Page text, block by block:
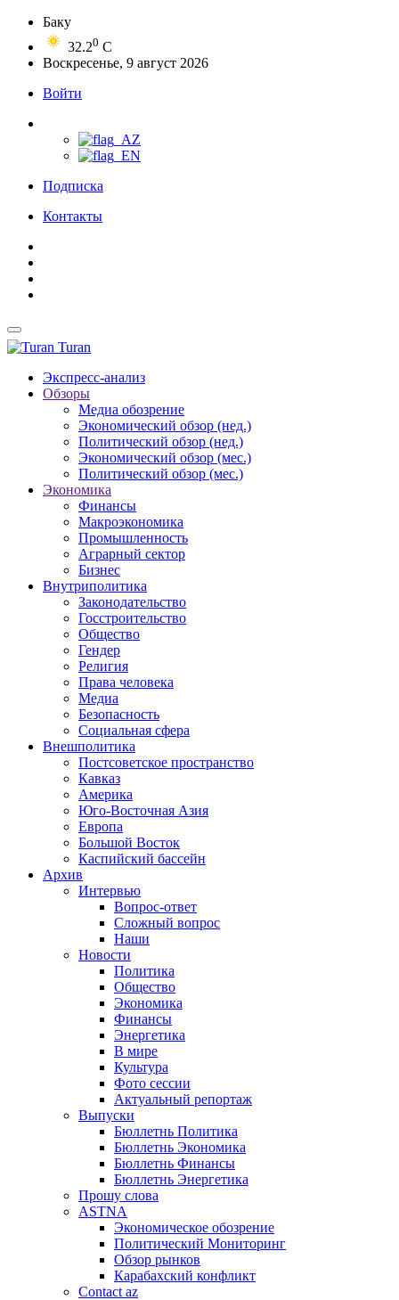
Баку
32.20 C
Воскресенье, 9 август 2026
Войти
Подписка
Контакты
Turan
Экспресс-анализ
Обзоры
Медиа обозрение
Экономический обзор (нед.)
Политический обзор (нед.)
Экономический обзор (мес.)
Политический обзор (мес.)
Экономика
Финансы
Макроэкономика
Промышленность
Аграрный сектор
Бизнес
Внутриполитика
Законодательство
Госстроительство
Общество
Гендер
Религия
Права человека
Медиа
Безопасность
Социальная сфера
Внешполитика
Постсоветское пространство
Кавказ
Америка
Юго-Восточная Азия
Европа
Большой Восток
Каспийский бассейн
Архив
Интервью
Вопрос-ответ
Сложный вопрос
Наши
Новости
Политика
Общество
Экономика
Финансы
Энергетика
В мире
Культура
Фото сессии
Актуальный репортаж
Выпуски
Бюллетнь Политика
Бюллетнь Экономика
Бюллетнь Финансы
Бюллетнь Энергетика
Прошу слова
ASTNA
Экономическое обозрение
Политический Мониторинг
Обзор рынков
Карабахский конфликт
Contact az